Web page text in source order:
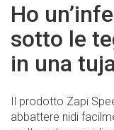
Ho
sotto le
in una
Il prodotto Zapi
abbattere nidi